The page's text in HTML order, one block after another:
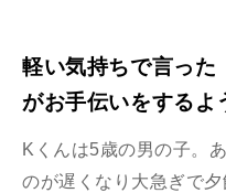
軽い気持ちで言った
がお手伝いをするよ
Kくんは5歳の男の子。
のが遅くなり大急ぎで